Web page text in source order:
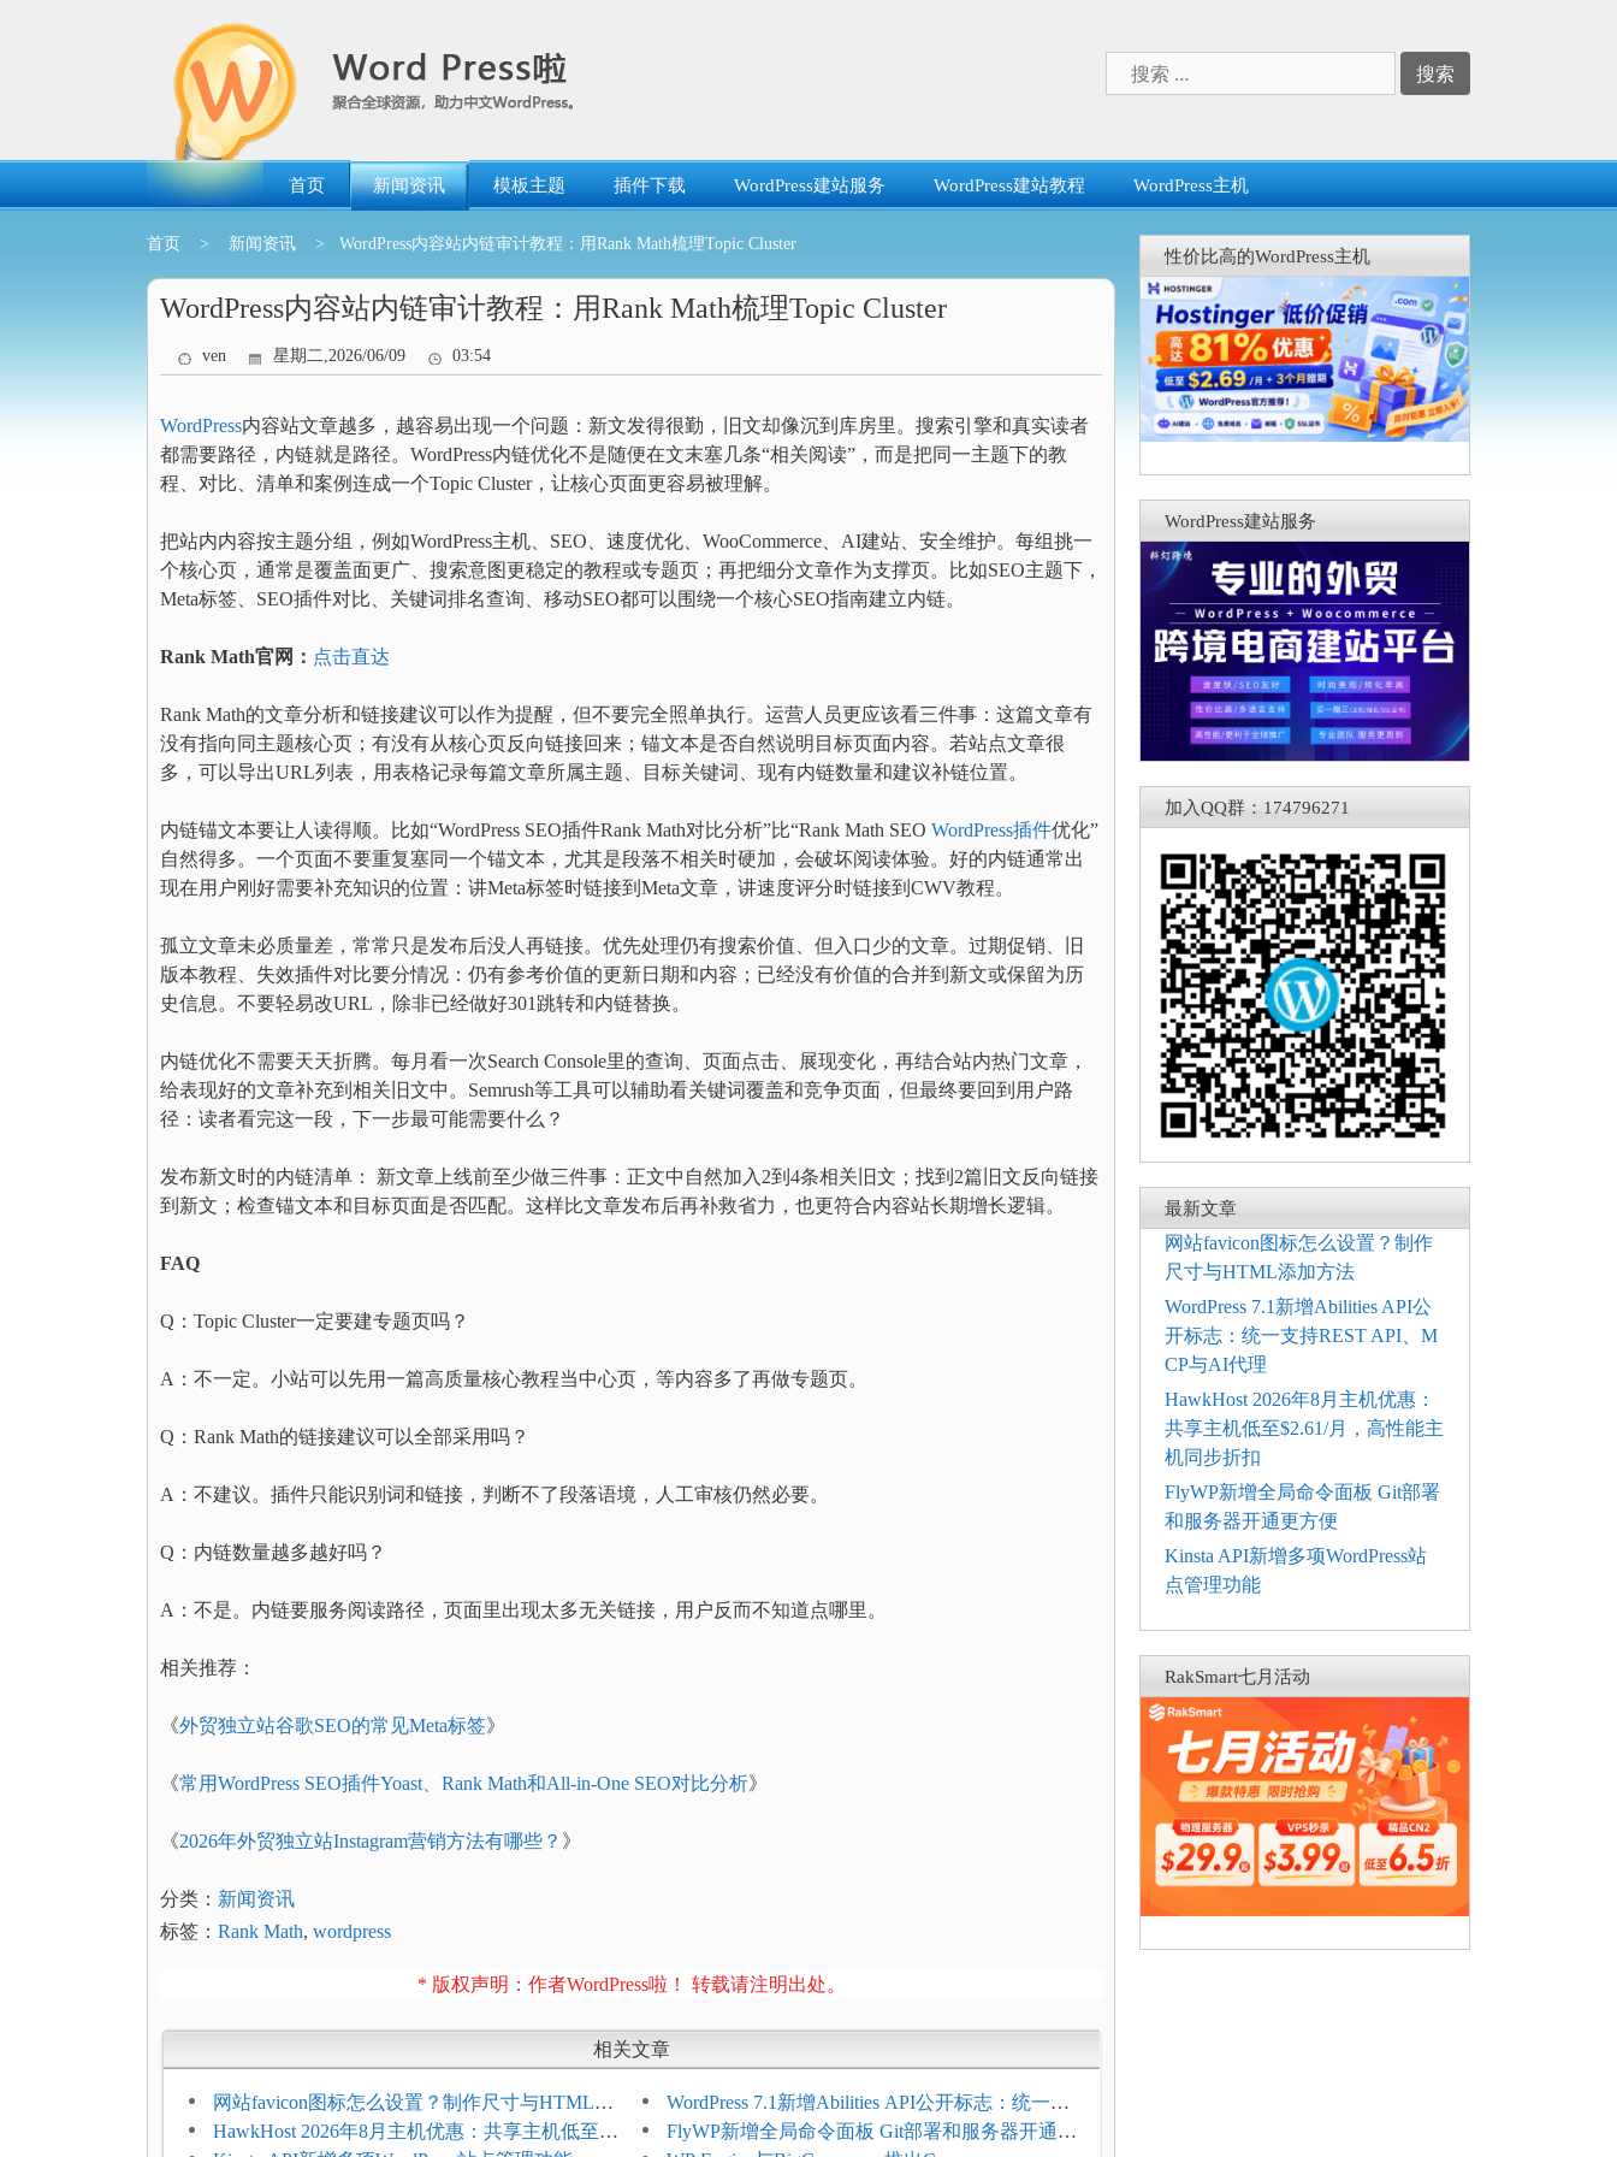
索：
首页 新闻资讯 模板主题 插件下载 WordPress建站服务 WordPress建站教程 WordPress主机
首页 > 新闻资讯 > WordPress内容站内链审计教程：用Rank Math梳理Topic Cluster
WordPress内容站内链审计教程：用Rank Math梳理Topic Cluster
ven 星期二,2026/06/09 03:54
WordPress内容站文章越多，越容易出现一个问题：新文发得很勤，旧文却像沉到库房里。搜索引擎和真实读者
都需要路径，内链就是路径。WordPress内链优化不是随便在文末塞几条“相关阅读”，而是把同一主题下的教
程、对比、清单和案例连成一个Topic Cluster，让核心页面更容易被理解。
把站内内容按主题分组，例如WordPress主机、SEO、速度优化、WooCommerce、AI建站、安全维护。每组挑一
个核心页，通常是覆盖面更广、搜索意图更稳定的教程或专题页；再把细分文章作为支撑页。比如SEO主题下，
Meta标签、SEO插件对比、关键词排名查询、移动SEO都可以围绕一个核心SEO指南建立内链。
Rank Math官网： 点击直达
Rank Math的文章分析和链接建议可以作为提醒，但不要完全照单执行。运营人员更应该看三件事：这篇文章有
没有指向同主题核心页；有没有从核心页反向链接回来；锚文本是否自然说明目标页面内容。若站点文章很
多，可以导出URL列表，用表格记录每篇文章所属主题、目标关键词、现有内链数量和建议补链位置。
内链锚文本要让人读得顺。比如“WordPress SEO插件Rank Math对比分析”比“Rank Math SEO WordPress插件优化”
自然得多。一个页面不要重复塞同一个锚文本，尤其是段落不相关时硬加，会破坏阅读体验。好的内链通常出
现在用户刚好需要补充知识的位置：讲Meta标签时链接到Meta文章，讲速度评分时链接到CWV教程。
孤立文章未必质量差，常常只是发布后没人再链接。优先处理仍有搜索价值、但入口少的文章。过期促销、旧
版本教程、失效插件对比要分情况：仍有参考价值的更新日期和内容；已经没有价值的合并到新文或保留为历
史信息。不要轻易改URL，除非已经做好301跳转和内链替换。
内链优化不需要天天折腾。每月看一次Search Console里的查询、页面点击、展现变化，再结合站内热门文章，
给表现好的文章补充到相关旧文中。Semrush等工具可以辅助看关键词覆盖和竞争页面，但最终要回到用户路
径：读者看完这一段，下一步最可能需要什么？
发布新文时的内链清单： 新文章上线前至少做三件事：正文中自然加入2到4条相关旧文；找到2篇旧文反向链接
到新文；检查锚文本和目标页面是否匹配。这样比文章发布后再补救省力，也更符合内容站长期增长逻辑。
FAQ
Q：Topic Cluster一定要建专题页吗？
A：不一定。小站可以先用一篇高质量核心教程当中心页，等内容多了再做专题页。
Q：Rank Math的链接建议可以全部采用吗？
A：不建议。插件只能识别词和链接，判断不了段落语境，人工审核仍然必要。
Q：内链数量越多越好吗？
A：不是。内链要服务阅读路径，页面里出现太多无关链接，用户反而不知道点哪里。
相关推荐：
《外贸独立站谷歌SEO的常见Meta标签》
《常用WordPress SEO插件Yoast、Rank Math和All-in-One SEO对比分析》
《2026年外贸独立站Instagram营销方法有哪些？ 》
分类： 新闻资讯
标签： Rank Math, wordpress
* 版权声明：作者WordPress啦！ 转载请注明出处。
相关文章
网站favicon图标怎么设置？制作尺寸与HTML添
加方法
WordPress 7.1新增Abilities API公开标志：统一支
持REST API、MCP与AI代理
HawkHost 2026年8月主机优惠：共享主机低至
FlyWP新增全局命令面板 Git部署和服务器开通更
性价比高的WordPress主机
WordPress建站服务
加入QQ群：174796271
最新文章
网站favicon图标怎么设置？制作
尺寸与HTML添加方法
WordPress 7.1新增Abilities API公
开标志：统一支持REST API、M
CP与AI代理
HawkHost 2026年8月主机优惠：
共享主机低至$2.61/月，高性能主
机同步折扣
FlyWP新增全局命令面板 Git部署
和服务器开通更方便
Kinsta API新增多项WordPress站
点管理功能
RakSmart七月活动